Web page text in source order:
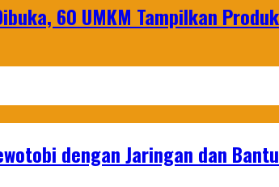
60 UMKM Tampilkan
dengan Jaringan dan